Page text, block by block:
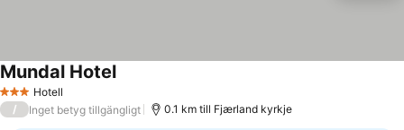
3 StjärnorHotell
Mundal Hotel
/ Inget betyg tillgängligt 0.1 km till Fjærland kyrkje